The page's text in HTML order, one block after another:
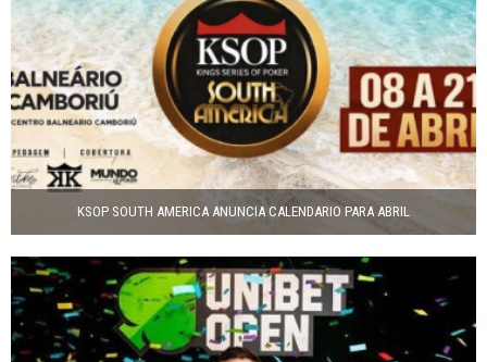
KSOP SOUTH AMERICA ANUNCIA CALENDARIO PARA ABRIL